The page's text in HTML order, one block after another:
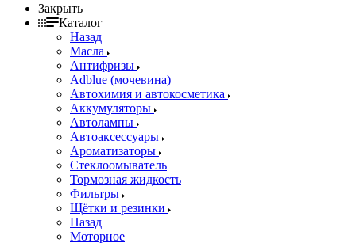
Закрыть
Каталог
Назад
Масла
Антифризы
Adblue (мочевина)
Автохимия и автокосметика
Аккумуляторы
Автолампы
Автоаксессуары
Ароматизаторы
Стеклоомыватель
Тормозная жидкость
Фильтры
Щётки и резинки
Назад
Моторное